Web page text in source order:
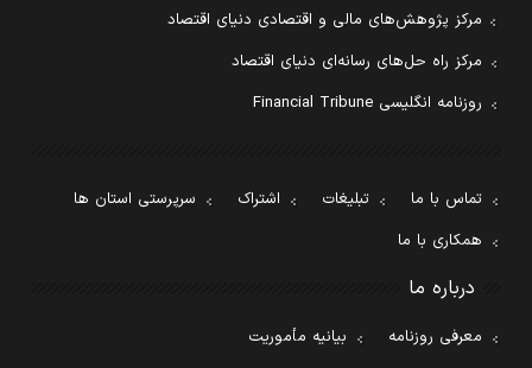
مرکز پژوهش‌های مالی و اقتصادی دنیای اقتصاد
مرکز راه حل‌های رسانه‌ای دنیای اقتصاد
روزنامه انگلیسی Financial Tribune
تماس با ما تبلیغات اشتراک
سرپرستی استان ها
همکاری با ما
درباره ما
معرفی روزنامه
بیانیه مأموریت